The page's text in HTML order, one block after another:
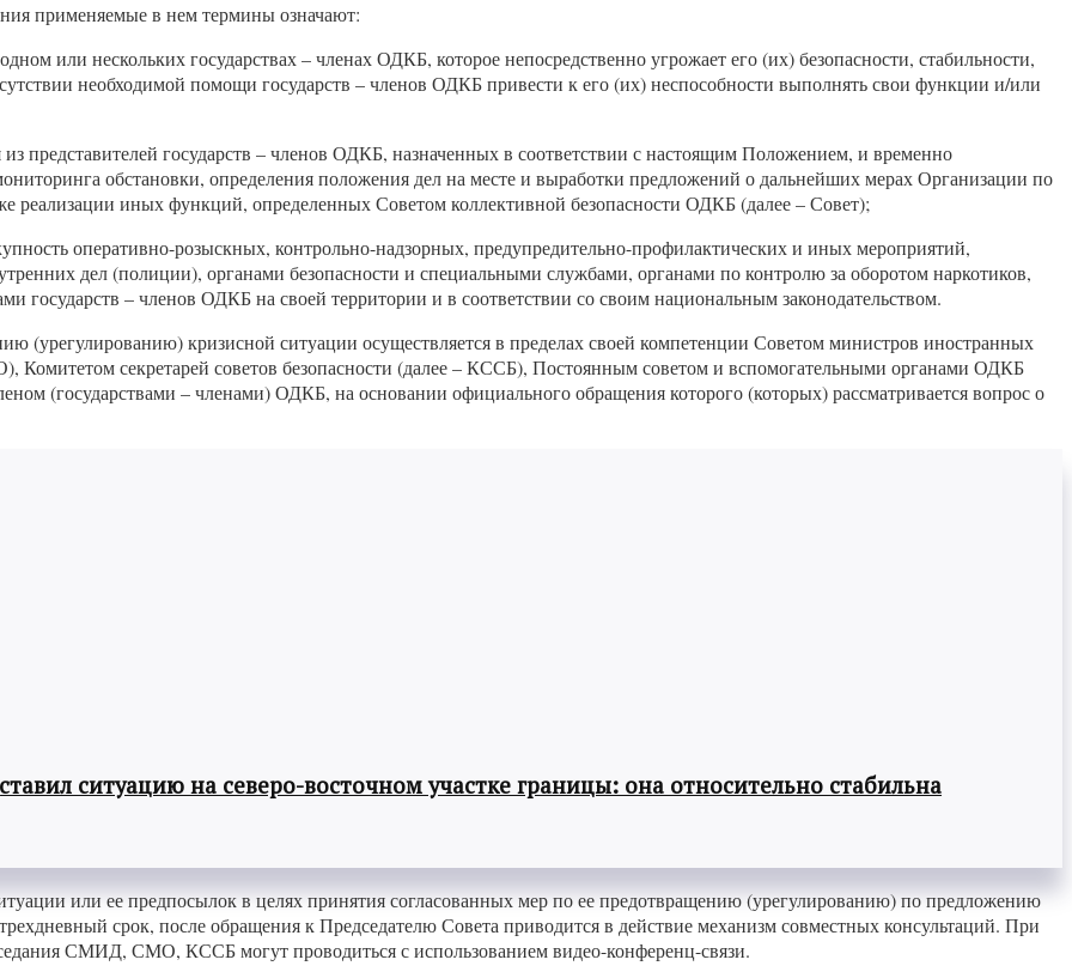
применяемые в нем термины означают:
или нескольких государствах – членах ОДКБ, которое непосредственно угрожает его (их) безопасности, стабильности,
необходимой помощи государств – членов ОДКБ привести к его (их) неспособности выполнять свои функции и/или
представителей государств – членов ОДКБ, назначенных в соответствии с настоящим Положением, и временно
обстановки, определения положения дел на месте и выработки предложений о дальнейших мерах Организации по
реализации иных функций, определенных Советом коллективной безопасности ОДКБ (далее – Совет);
оперативно-розыскных, контрольно-надзорных, предупредительно-профилактических и иных мероприятий,
дел (полиции), органами безопасности и специальными службами, органами по контролю за оборотом наркотиков,
– членов ОДКБ на своей территории и в соответствии со своим национальным законодательством.
(урегулированию) кризисной ситуации осуществляется в пределах своей компетенции Советом министров иностранных
секретарей советов безопасности (далее – КССБ), Постоянным советом и вспомогательными органами ОДКБ
(государствами – членами) ОДКБ, на основании официального обращения которого (которых) рассматривается вопрос о
ситуацию на северо-восточном участке границы: она относительно стабильна
или ее предпосылок в целях принятия согласованных мер по ее предотвращению (урегулированию) по предложению
срок, после обращения к Председателю Совета приводится в действие механизм совместных консультаций. При
СМИД, СМО, КССБ могут проводиться с использованием видео-конференц-связи.